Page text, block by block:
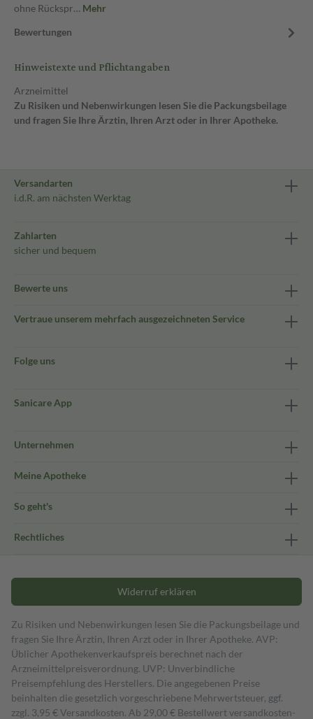
ohne Rückspr… Mehr
Bewertungen
Hinweistexte und Pflichtangaben
Arzneimittel
Zu Risiken und Nebenwirkungen lesen Sie die Packungsbeilage
und fragen Sie Ihre Ärztin, Ihren Arzt oder in Ihrer Apotheke.
Versandarten
i.d.R. am nächsten Werktag
Zahlarten
sicher und bequem
Bewerte uns
Vertraue unserem mehrfach ausgezeichneten Service
Folge uns
Sanicare App
Unternehmen
Meine Apotheke
So geht's
Rechtliches
Widerruf erklären
Zu Risiken und Nebenwirkungen lesen Sie die Packungsbeilage und
fragen Sie Ihre Ärztin, Ihren Arzt oder in Ihrer Apotheke. AVP:
Üblicher Apothekenverkaufspreis berechnet nach der
Arzneimittelpreisverordnung. UVP: Unverbindliche
Preisempfehlung des Herstellers. Die angegebenen Preise
beinhalten die gesetzlich vorgeschriebene Mehrwertsteuer, ggf.
zzgl. 3,95 € Versandkosten. Ab 29,00 € Bestell­wert versand­kosten­